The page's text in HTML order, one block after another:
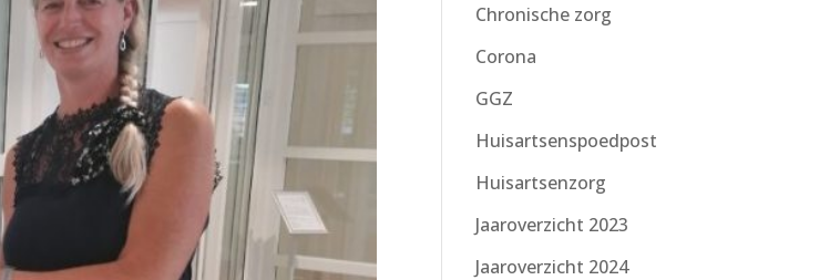
Chronische zorg
Corona
GGZ
Huisartsenspoedpost
Huisartsenzorg
Jaaroverzicht 2023
Jaaroverzicht 2024